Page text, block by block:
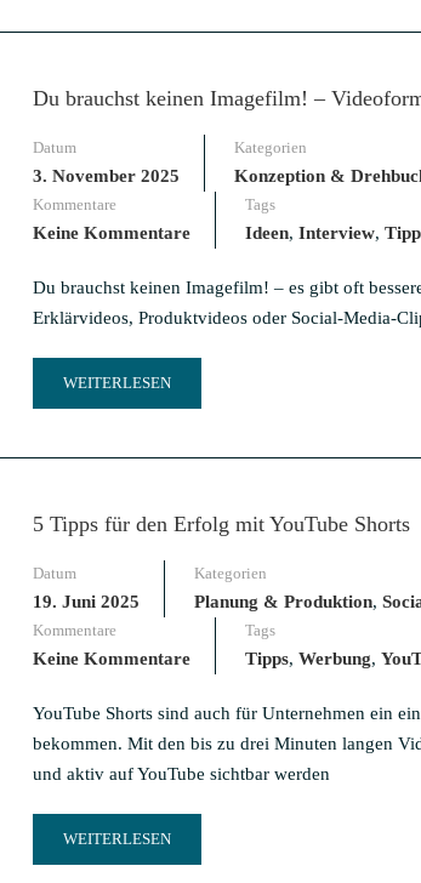
LOHNT
UNTERNEHMENSVIDEO?
FÜR
VIDEOPROJEKTE
BERECHNEN
Du brauchst keinen Imagefilm! –
Datum
3. November 2025
Kategorien
Konzeption &
Kommentare
Keine Kommentare
Tags
Ideen, Interview,
Du brauchst keinen Imagefilm! – es gibt oft
Erklärvideos, Produktvideos oder Social-Media-
READ
MORE
DU
IMAGEFILM!
VIDEOFORMATE
FÜR
UNTERNEHMEN
WEITERLESEN
5 Tipps für den Erfolg mit YouTube Shorts
Datum
19. Juni 2025
Kategorien
Planung & Produktion,
Kommentare
Keine Kommentare
Tags
Tipps, Werbung,
YouTube Shorts sind auch für Unternehmen ein
bekommen. Mit den bis zu drei Minuten langen
und aktiv auf YouTube sichtbar werden
READ
MORE
WEITERLESEN